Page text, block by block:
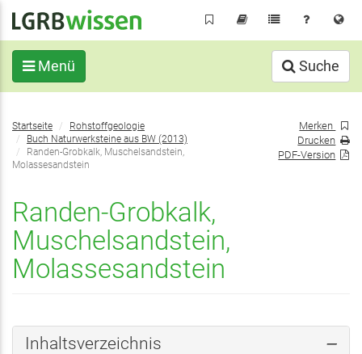
Inhalt
Menü Suche
Sie
befinden
sich
hier:
Startseite
Rohstoffgeologie
Buch Naturwerksteine aus BW (2013)
Randen-Grobkalk, Muschelsandstein,
Molassesandstein
Randen-Grobkalk,
Muschelsandstein,
Molassesandstein
Merken
Drucken
PDF-Version
Inhaltsverzeichnis